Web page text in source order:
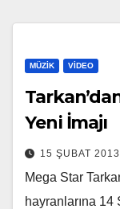
MÜZIK VIDEO
Yeni İmajı
15 ŞUBAT 2013
Mega Star
hayranlarına